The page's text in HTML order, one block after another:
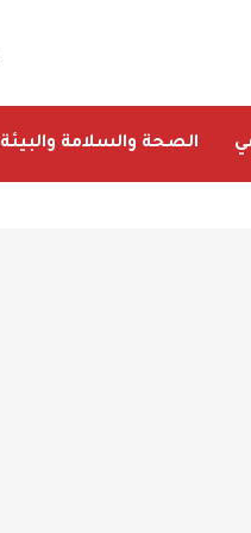
الصحة والسلامة والبيئة